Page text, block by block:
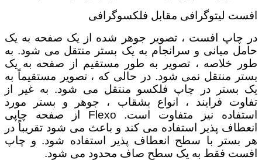
افست لیتوگرافی مقابل فلکسوگرافی
در چاپ افست ، تصویر جوهر شده از یک صفحه به یک
حامل میانی و سرانجام به یک بستر منتقل می شود. به
طور خلاصه ، تصویر به طور مستقیم از صفحه به یک
بستر منتقل نمی شود. در حالی که ، تصویر مستقیماً به
یک بستر در چاپ فلکسو منتقل می شود. به غیر از
تفاوت فرایند ، انواع بشقاب ، جوهر و بستر مورد
استفاده نیز متفاوت است.
Flexo از صفحه چاپی
انعطاف پذیر استفاده می کند و باعث می شود تقریباً در
هر بستر با سطح انعطاف پذیر استفاده شود. و چاپ
افست فقط به یک سطح صاف محدود می شود.